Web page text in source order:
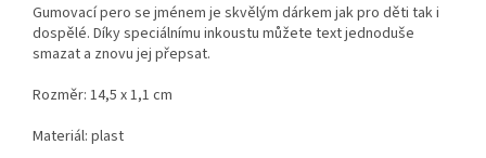
Gumovací pero se jménem je skvělým dárkem jak pro děti tak i
dospělé. Díky speciálnímu inkoustu můžete text jednoduše
smazat a znovu jej přepsat.
Rozměr: 14,5 x 1,1 cm
Materiál: plast